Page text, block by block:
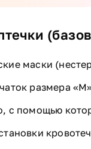
маски
размера
с помощью